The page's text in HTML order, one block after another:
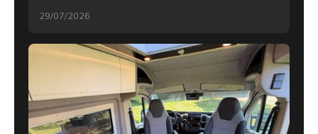
29/07/2026